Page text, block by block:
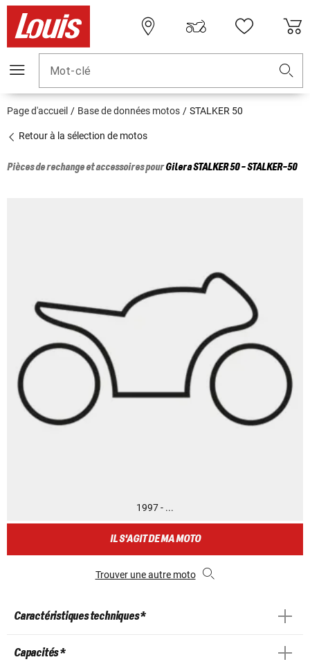
Mot-clé
Page d'accueil Base de données motos STALKER 50
Retour à la sélection de motos
Pièces de rechange et accessoires pourGileraSTALKER 50 - STALKER-50
1997 - ...
IL S'AGIT DE MA MOTO
Trouver une autre moto
Caractéristiques techniques *
Capacités *